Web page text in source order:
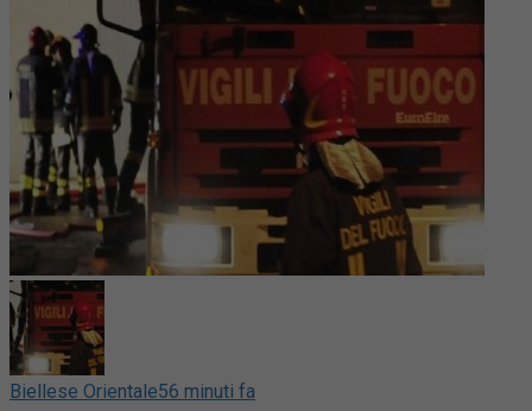
Biellese Orientale56 minuti fa